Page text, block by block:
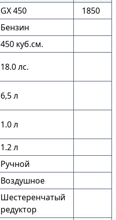
GX 450
1850
Бензин
450 куб.см.
18.0 лс.
6,5 л
1.0 л
1.2 л
Ручной
Воздушное
Шестеренчатый
редуктор